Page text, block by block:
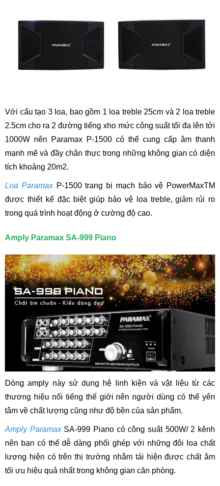
Với cấu tạo 3 loa, bao gồm 1 loa treble 25cm và 2 loa treble
2.5cm cho ra 2 đường tiếng xho mức công suất tối đa lên tới
1000W nên Paramax P-1500 có thể cung cấp âm thanh
mạnh mẽ và đầy chân thực trong những không gian có diện
tích khoảng 20m2.
Loa ParamaxP-1500 trang bị mạch bảo vệ PowerMaxTM
được thiết kế đặc biệt giúp bảo vệ loa treble, giảm rủi ro
trong quá trình hoạt động ở cường độ cao.
Amply Paramax SA-999 Piano
Dòng amply này sử dụng hệ linh kiện và vật liệu từ các
thương hiệu nổi tiếng thế giới nên người dùng có thể yên
tâm về chất lượng cũng như độ bền của sản phẩm.
Amply ParamaxSA-999 Piano có công suất 500W/ 2 kênh
nên bạn có thể dễ dàng phối ghép với những đôi loa chất
lượng hiện có trên thị trường nhằm tái hiện được chất âm
tối ưu hiệu quả nhất trong không gian căn phòng.